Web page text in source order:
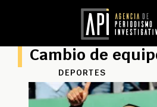
Cambio de
DEPORTES